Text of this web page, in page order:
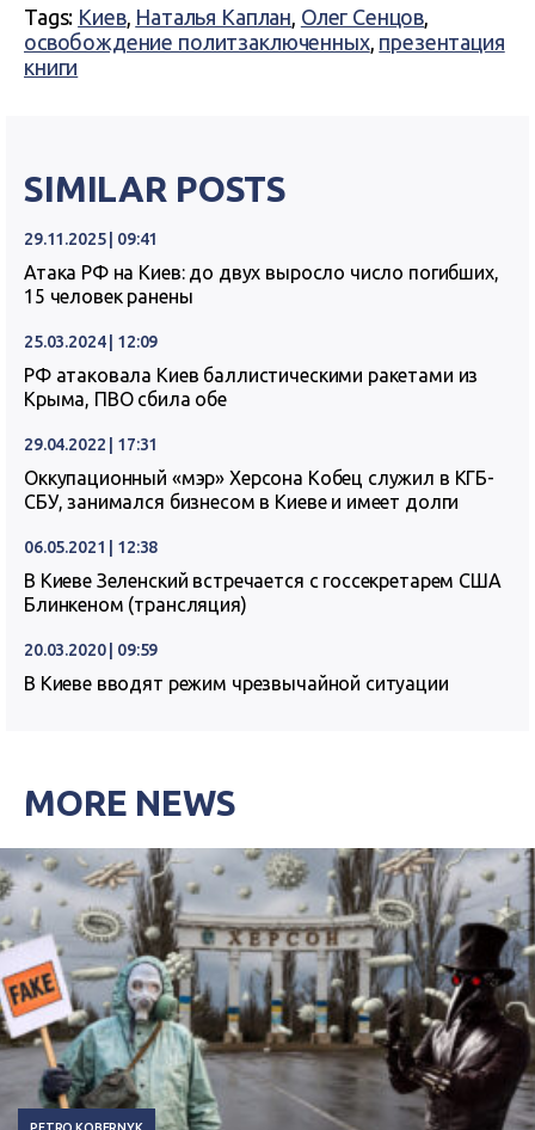
Tags: Киев, Наталья Каплан, Олег Сенцов,
освобождение политзаключенных, презентация
книги
SIMILAR POSTS
29.11.2025 | 09:41
Атака РФ на Киев: до двух выросло число погибших,
15 человек ранены
25.03.2024 | 12:09
РФ атаковала Киев баллистическими ракетами из
Крыма, ПВО сбила обе
29.04.2022 | 17:31
Оккупационный «мэр» Херсона Кобец служил в КГБ-
СБУ, занимался бизнесом в Киеве и имеет долги
06.05.2021 | 12:38
В Киеве Зеленский встречается с госсекретарем США
Блинкеном (трансляция)
20.03.2020 | 09:59
В Киеве вводят режим чрезвычайной ситуации
MORE NEWS